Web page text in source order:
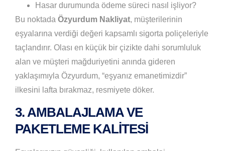
Hasar durumunda ödeme süreci nasıl işliyor?
Bu noktada Özyurdum Nakliyat, müşterilerinin
eşyalarına verdiği değeri kapsamlı sigorta poliçeleriyle
taçlandırır. Olası en küçük bir çizikte dahi sorumluluk
alan ve müşteri mağduriyetini anında gideren
yaklaşımıyla Özyurdum, “eşyanız emanetimizdir”
ilkesini lafta bırakmaz, resmiyete döker.
3. AMBALAJLAMA VE
PAKETLEME KALITESI